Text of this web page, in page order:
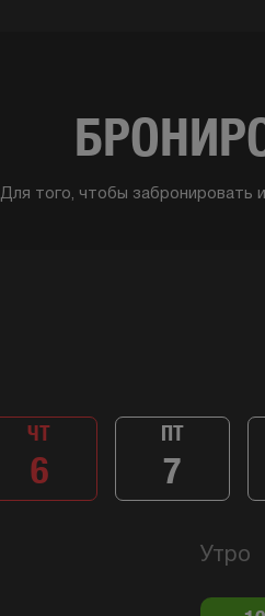
Для того, чтобы забронировать
ЧТ
6
ПТ
7
Утро